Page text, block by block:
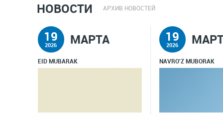
НОВОСТИ АРХИВ НОВОСТЕЙ
19
2026 МАРТА
EID MUBARAK
19
2026
NAVRO'Z MUBORAK